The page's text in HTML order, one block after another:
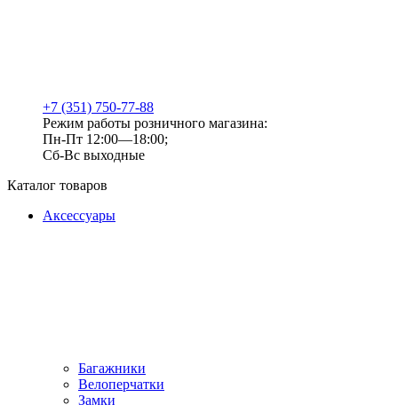
+7 (351) 750-77-88
Режим работы розничного магазина:
Пн-Пт 12:00—18:00;
Сб-Вс выходные
Каталог товаров
Аксессуары
Багажники
Велоперчатки
Замки